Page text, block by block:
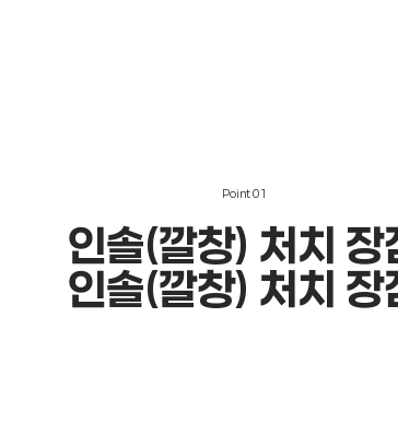
Point01
인솔(깔창) 처치 장
인솔(깔창) 처치 장